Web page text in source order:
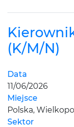
(K/M/N)
Data
11/06/2026
Miejsce
Polska,
Sektor